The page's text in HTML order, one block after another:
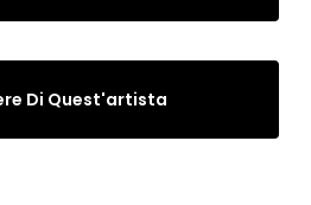
Di Quest'artista